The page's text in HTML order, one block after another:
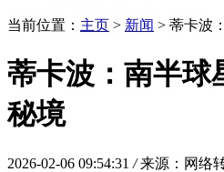
当前位置： 主页 > 新闻 > 蒂卡波
蒂卡波：南半球
秘境
2026-02-06 09:54:31 / 来源：网络